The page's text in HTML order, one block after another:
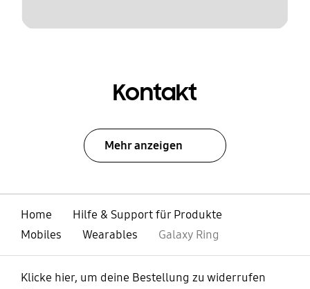
Kontakt
Mehr anzeigen
Home
Hilfe & Support für Produkte
Mobiles
Wearables Galaxy Ring
Klicke hier, um deine Bestellung zu widerrufen